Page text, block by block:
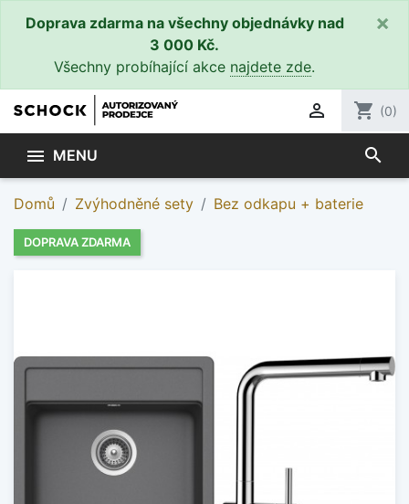
Doprava zdarma na všechny objednávky nad
3 000 Kč.
Všechny probíhající akce najdete zde.
×
 shopping_cart (0)
 MENU search
Domů Zvýhodněné sety Bez odkapu + baterie
DOPRAVA ZDARMA